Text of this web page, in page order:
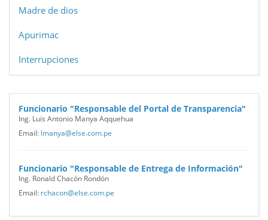
Madre de dios
Apurimac
Interrupciones
Funcionario "Responsable del Portal de Transparencia"
Ing. Luis Antonio Manya Aqquehua
Email: lmanya@else.com.pe
Funcionario "Responsable de Entrega de Información"
Ing. Ronald Chacón Rondón
Email: rchacon@else.com.pe